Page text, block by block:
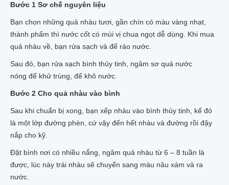
Bước 1 Sơ chế nguyên liệu
Bạn chọn những quả nhàu tươi, gần chín có màu vàng nhạt,
thành phẩm thì nước cốt có mùi vị chua ngọt dễ dùng. Khi mua
quả nhàu về, bạn rửa sạch và để ráo nước.
Sau đó, bạn rửa sạch bình thủy tinh, ngâm sơ quá nước
nóng để khử trùng, để khô nước.
Bước 2 Cho quả nhàu vào bình
Sau khi chuẩn bị xong, bạn xếp nhàu vào bình thủy tinh, kế đó
là một lớp đường phèn, cứ vậy đến hết nhàu và đường rồi đậy
nắp cho kỹ.
Đặt bình nơi có nhiều nắng, ngâm quả nhàu từ 6 – 8 tuần là
được, lúc này trái nhàu sẽ chuyển sang màu nâu xám và ra
nước.